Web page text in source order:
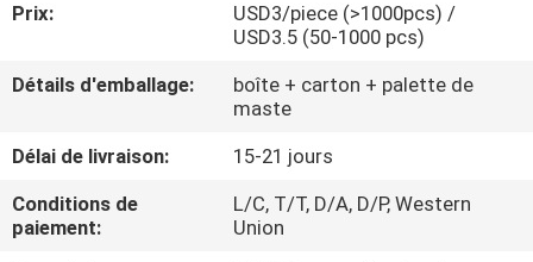
CONTRÔLE
QUALITÉ
NOUS
Prix:
USD3/piece (>1000pcs) /
USD3.5 (50-1000 pcs)
Détails d'emballage:
boîte + carton + palette de
maste
Délai de livraison:
15-21 jours
Conditions de
paiement:
L/C, T/T, D/A, D/P, Western
Union